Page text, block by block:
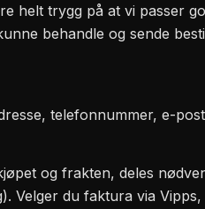
helt trygg på at vi passer
behandle og sende
telefonnummer, e-
og frakten, deles
Velger du faktura via